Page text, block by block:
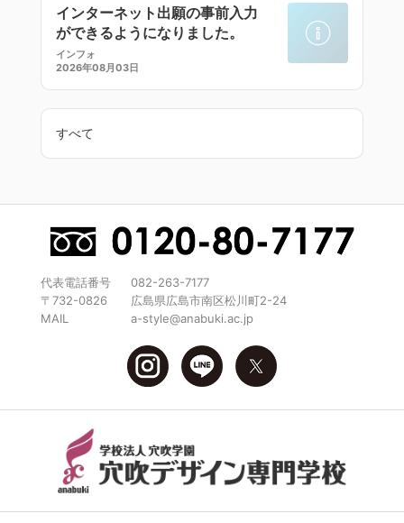
インターネット出願の事前入力
ができるようになりました。
インフォ
2026年08月03日
すべて
代表電話番号
082-263-7177
〒732-0826
広島県広島市南区松川町2-24
MAIL
a-style@anabuki.ac.jp